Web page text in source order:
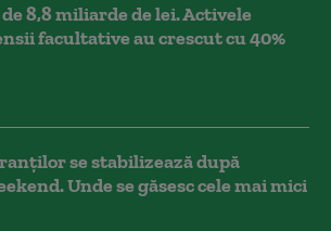
8,8 miliarde de lei. Activele
facultative au crescut cu 40%
se stabilizează după
Unde se găsesc cele mai mici